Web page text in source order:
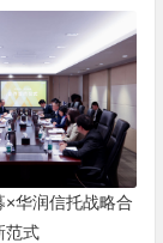
×华润信托战略合
范式